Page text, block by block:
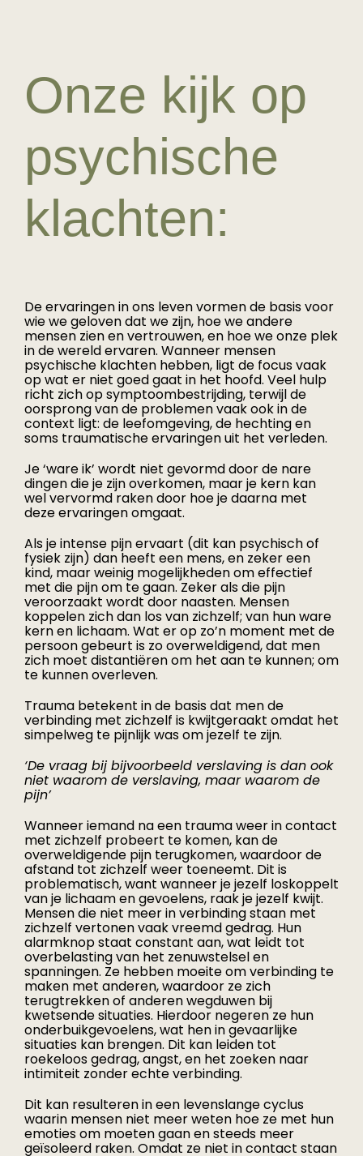
Onze kijk op
psychische
klachten:
De ervaringen in ons leven vormen de basis voor
wie we geloven dat we zijn, hoe we andere
mensen zien en vertrouwen, en hoe we onze plek
in de wereld ervaren. Wanneer mensen
psychische klachten hebben, ligt de focus vaak
op wat er niet goed gaat in het hoofd. Veel hulp
richt zich op symptoombestrijding, terwijl de
oorsprong van de problemen vaak ook in de
context ligt: de leefomgeving, de hechting en
soms traumatische ervaringen uit het verleden.
Je ‘ware ik’ wordt niet gevormd door de nare
dingen die je zijn overkomen, maar je kern kan
wel vervormd raken door hoe je daarna met
deze ervaringen omgaat.
Als je intense pijn ervaart (dit kan psychisch of
fysiek zijn) dan heeft een mens, en zeker een
kind, maar weinig mogelijkheden om effectief
met die pijn om te gaan. Zeker als die pijn
veroorzaakt wordt door naasten. Mensen
koppelen zich dan los van zichzelf; van hun ware
kern en lichaam. Wat er op zo’n moment met de
persoon gebeurt is zo overweldigend, dat men
zich moet distantiëren om het aan te kunnen; om
te kunnen overleven.
Trauma betekent in de basis dat men de
verbinding met zichzelf is kwijtgeraakt omdat het
simpelweg te pijnlijk was om jezelf te zijn.
‘De vraag bij bijvoorbeeld verslaving is dan ook
niet waarom de verslaving, maar waarom de
pijn’
Wanneer iemand na een trauma weer in contact
met zichzelf probeert te komen, kan de
overweldigende pijn terugkomen, waardoor de
afstand tot zichzelf weer toeneemt. Dit is
problematisch, want wanneer je jezelf loskoppelt
van je lichaam en gevoelens, raak je jezelf kwijt.
Mensen die niet meer in verbinding staan met
zichzelf vertonen vaak vreemd gedrag. Hun
alarmknop staat constant aan, wat leidt tot
overbelasting van het zenuwstelsel en
spanningen. Ze hebben moeite om verbinding te
maken met anderen, waardoor ze zich
terugtrekken of anderen wegduwen bij
kwetsende situaties. Hierdoor negeren ze hun
onderbuikgevoelens, wat hen in gevaarlijke
situaties kan brengen. Dit kan leiden tot
roekeloos gedrag, angst, en het zoeken naar
intimiteit zonder echte verbinding.
Dit kan resulteren in een levenslange cyclus
waarin mensen niet meer weten hoe ze met hun
emoties om moeten gaan en steeds meer
geïsoleerd raken. Omdat ze niet in contact staan